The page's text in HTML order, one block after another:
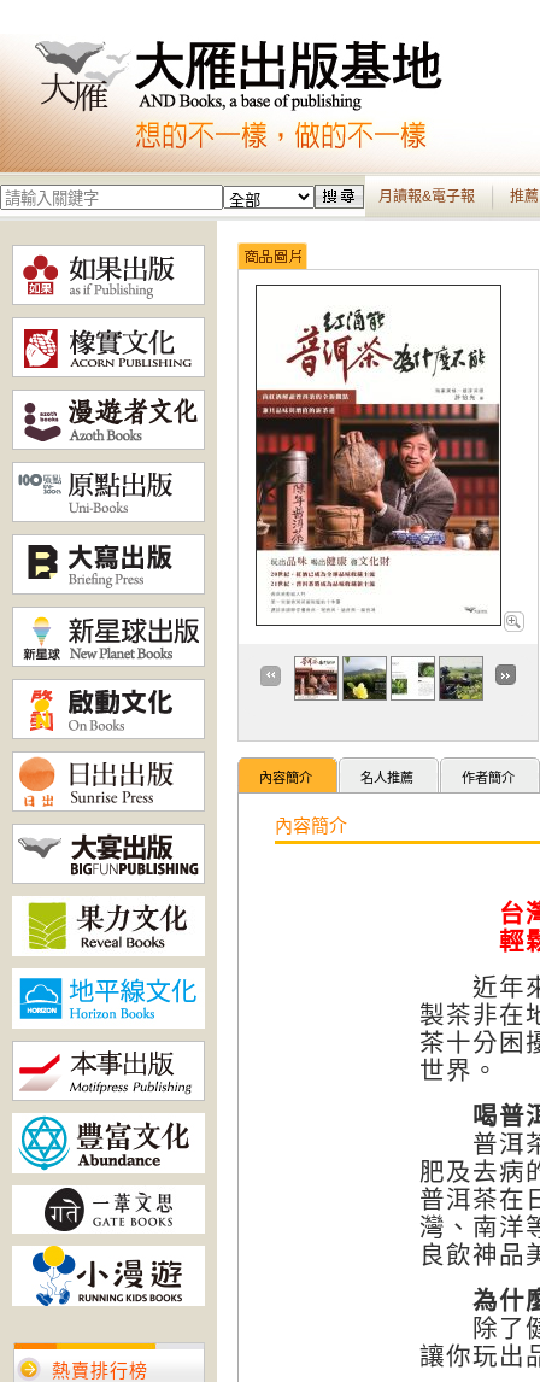
月讀報&電子報 推
熱賣排行榜
內容簡介 名人推薦 作者簡介
內容簡介
台
輕
近年來
製茶非在
茶十分困
世界。
喝普
普洱茶
肥及去病
普洱茶在
灣、南洋
良飲神品
為什
除了健
讓你玩出